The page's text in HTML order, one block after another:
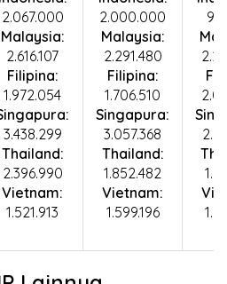
2.067.000
Malaysia:
2.616.107
Filipina:
1.972.054
3.438.299
Thailand:
2.396.990
Vietnam:
1.521.913
2.000.000
Malaysia:
2.291.480
Filipina:
1.706.510
Singapura:
3.057.368
Thailand:
1.852.482
Vietnam:
1.599.196